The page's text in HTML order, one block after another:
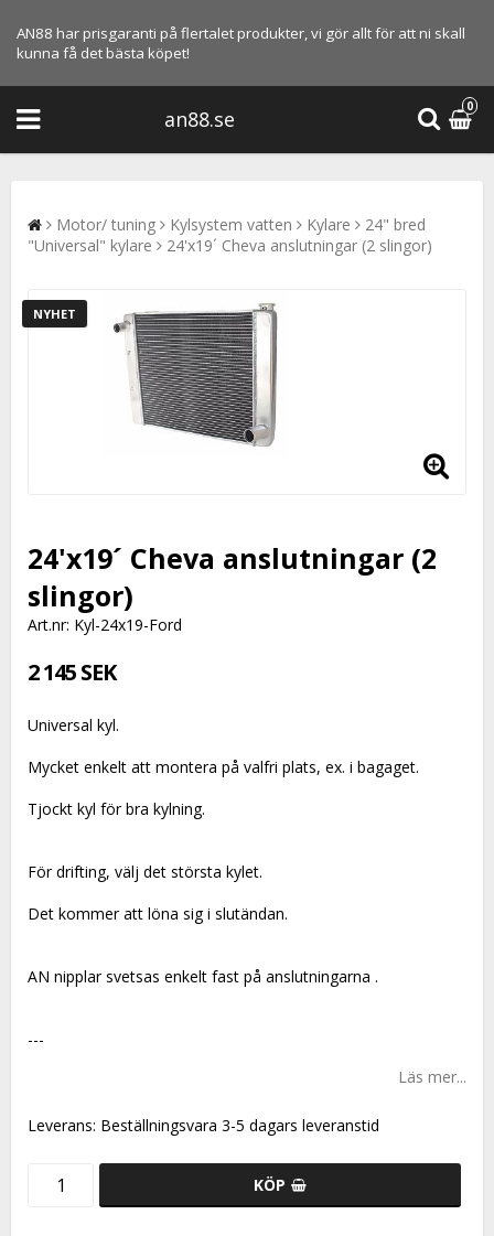
AN88 har prisgaranti på flertalet produkter, vi gör allt för att ni skall
kunna få det bästa köpet!
an88.se
0
Motor/ tuning Kylsystem vatten Kylare
24" bred
"Universal" kylare
24'x19´ Cheva anslutningar (2 slingor)
NYHET
24'x19´ Cheva anslutningar (2
slingor)
Art.nr: Kyl-24x19-Ford
2 145 SEK
Universal kyl.
Mycket enkelt att montera på valfri plats, ex. i bagaget.
Tjockt kyl för bra kylning.
För drifting, välj det största kylet.
Det kommer att löna sig i slutändan.
AN nipplar svetsas enkelt fast på anslutningarna .
---
Läs mer...
Leverans: Beställningsvara 3-5 dagars leveranstid
KÖP